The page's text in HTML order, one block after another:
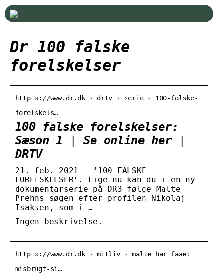
Dr 100 falske
forelskelser
http s://www.dr.dk › drtv › serie › 100-falske-
forelskels…
100 falske forelskelser:
Sæson 1 | Se online her |
DRTV
21. feb. 2021 — ‘100 FALSKE
FORELSKELSER’. Lige nu kan du i en ny
dokumentarserie på DR3 følge Malte
Prehns søgen efter profilen Nikolaj
Isaksen, som i …
Ingen beskrivelse.
http s://www.dr.dk › mitliv › malte-har-faaet-
misbrugt-si…